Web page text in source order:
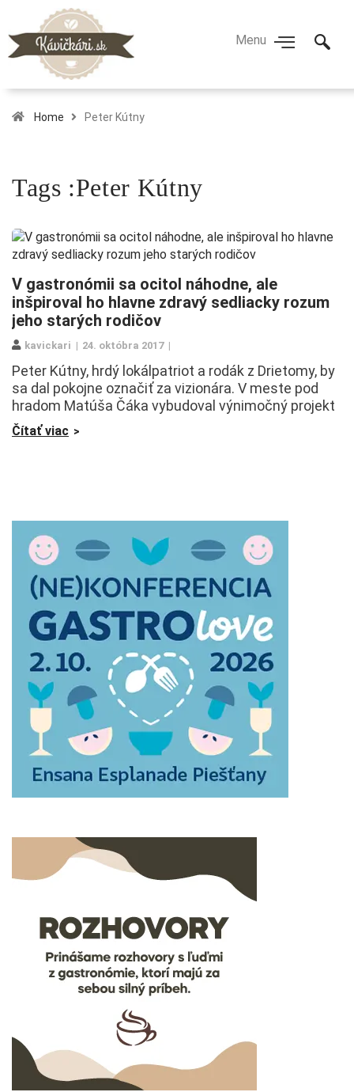
Home Peter Kútny
Tags :Peter Kútny
V gastronómii sa ocitol náhodne, ale
inšpiroval ho hlavne zdravý sedliacky rozum
jeho starých rodičov
kavickari 24. októbra 2017
Peter Kútny, hrdý lokálpatriot a rodák z Drietomy, by
sa dal pokojne označiť za vizionára. V meste pod
hradom Matúša Čáka vybudoval výnimočný projekt
Čítať viac